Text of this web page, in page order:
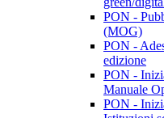
PON -
(MOG)
PON -
edizione
PON -
Manuale
PON -